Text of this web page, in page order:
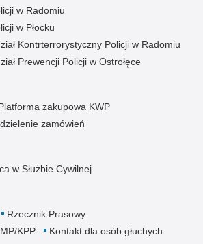
w Radomiu
w Płocku
Kontrterrorystyczny Policji w Radomiu
Prewencji Policji w Ostrołęce
zakupowa KWP
zamówień
w Służbie Cywilnej
Rzecznik Prasowy
KPP
Kontakt dla osób głuchych